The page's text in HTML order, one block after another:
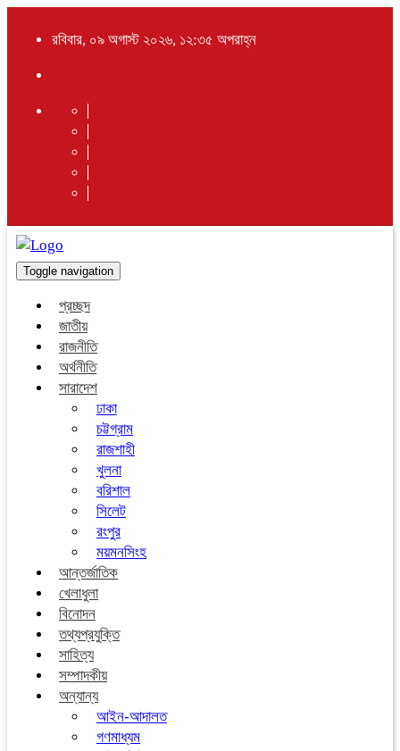
রবিবার, ০৯ অগাস্ট ২০২৬, ১২:৩৫ অপরাহ্ন
Toggle navigation
প্রচ্ছদ
জাতীয়
রাজনীতি
অর্থনীতি
সারাদেশ
ঢাকা
চট্টগ্রাম
রাজশাহী
খুলনা
বরিশাল
সিলেট
রংপুর
ময়মনসিংহ
আন্তর্জাতিক
খেলাধুলা
বিনোদন
তথ্যপ্রযুক্তি
সাহিত্য
সম্পাদকীয়
অন্যান্য
আইন-আদালত
গণমাধ্যম